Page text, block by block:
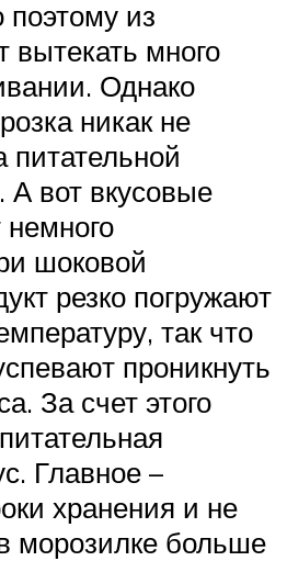
поэтому из
вытекать много
Однако
никак не
питательной
А вот вкусовые
немного
шоковой
резко погружают
так что
проникнуть
За счет этого
Главное –
хранения и не
морозилке больше